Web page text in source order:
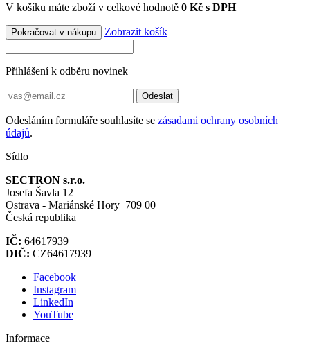
V košíku máte zboží v celkové hodnotě 0 Kč s DPH
Pokračovat v nákupu Zobrazit košík
Přihlášení k odběru novinek
Odeslat
Odesláním formuláře souhlasíte se zásadami ochrany osobních
údajů.
Sídlo
SECTRON s.r.o.
Josefa Šavla 12
Ostrava - Mariánské Hory 709 00
Česká republika
IČ: 64617939
DIČ: CZ64617939
Facebook
Instagram
LinkedIn
YouTube
Informace